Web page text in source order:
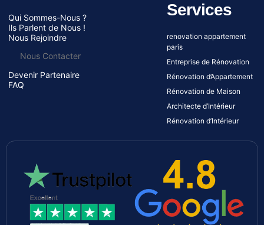
Qui Sommes-Nous ?
Ils Parlent de Nous !
Nous Rejoindre
Nous Contacter
Devenir Partenaire
FAQ
Services
renovation appartement
paris
Entreprise de Rénovation
Rénovation d’Appartement
Rénovation de Maison
Architecte d’Intérieur
Rénovation d’Intérieur